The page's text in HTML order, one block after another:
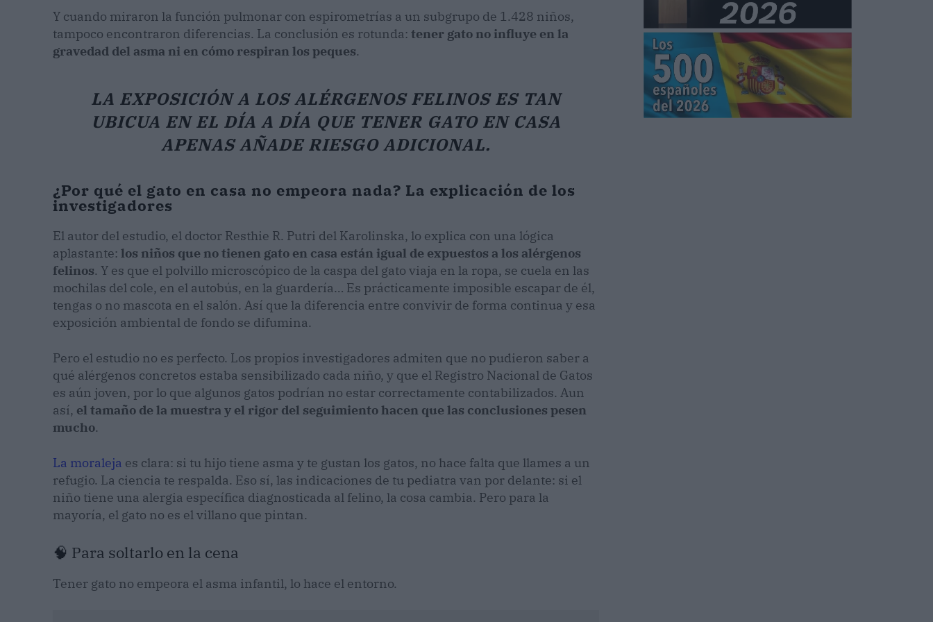
Y cuando miraron la función pulmonar con espirometrías a un subgrupo de 1.428 niños,
tampoco encontraron diferencias. La conclusión es rotunda: tener gato no influye en la
gravedad del asma ni en cómo respiran los peques.
LA EXPOSICIÓN A LOS ALÉRGENOS FELINOS ES TAN
UBICUA EN EL DÍA A DÍA QUE TENER GATO EN CASA
APENAS AÑADE RIESGO ADICIONAL.
¿Por qué el gato en casa no empeora nada? La explicación de los
investigadores
El autor del estudio, el doctor Resthie R. Putri del Karolinska, lo explica con una lógica
aplastante: los niños que no tienen gato en casa están igual de expuestos a los alérgenos
felinos. Y es que el polvillo microscópico de la caspa del gato viaja en la ropa, se cuela en las
mochilas del cole, en el autobús, en la guardería… Es prácticamente imposible escapar de él,
tengas o no mascota en el salón. Así que la diferencia entre convivir de forma continua y esa
exposición ambiental de fondo se difumina.
Pero el estudio no es perfecto. Los propios investigadores admiten que no pudieron saber a
qué alérgenos concretos estaba sensibilizado cada niño, y que el Registro Nacional de Gatos
es aún joven, por lo que algunos gatos podrían no estar correctamente contabilizados. Aun
así, el tamaño de la muestra y el rigor del seguimiento hacen que las conclusiones pesen
mucho.
La moraleja es clara: si tu hijo tiene asma y te gustan los gatos, no hace falta que llames a un
refugio. La ciencia te respalda. Eso sí, las indicaciones de tu pediatra van por delante: si el
niño tiene una alergia específica diagnosticada al felino, la cosa cambia. Pero para la
mayoría, el gato no es el villano que pintan.
🧠 Para soltarlo en la cena
Tener gato no empeora el asma infantil, lo hace el entorno.